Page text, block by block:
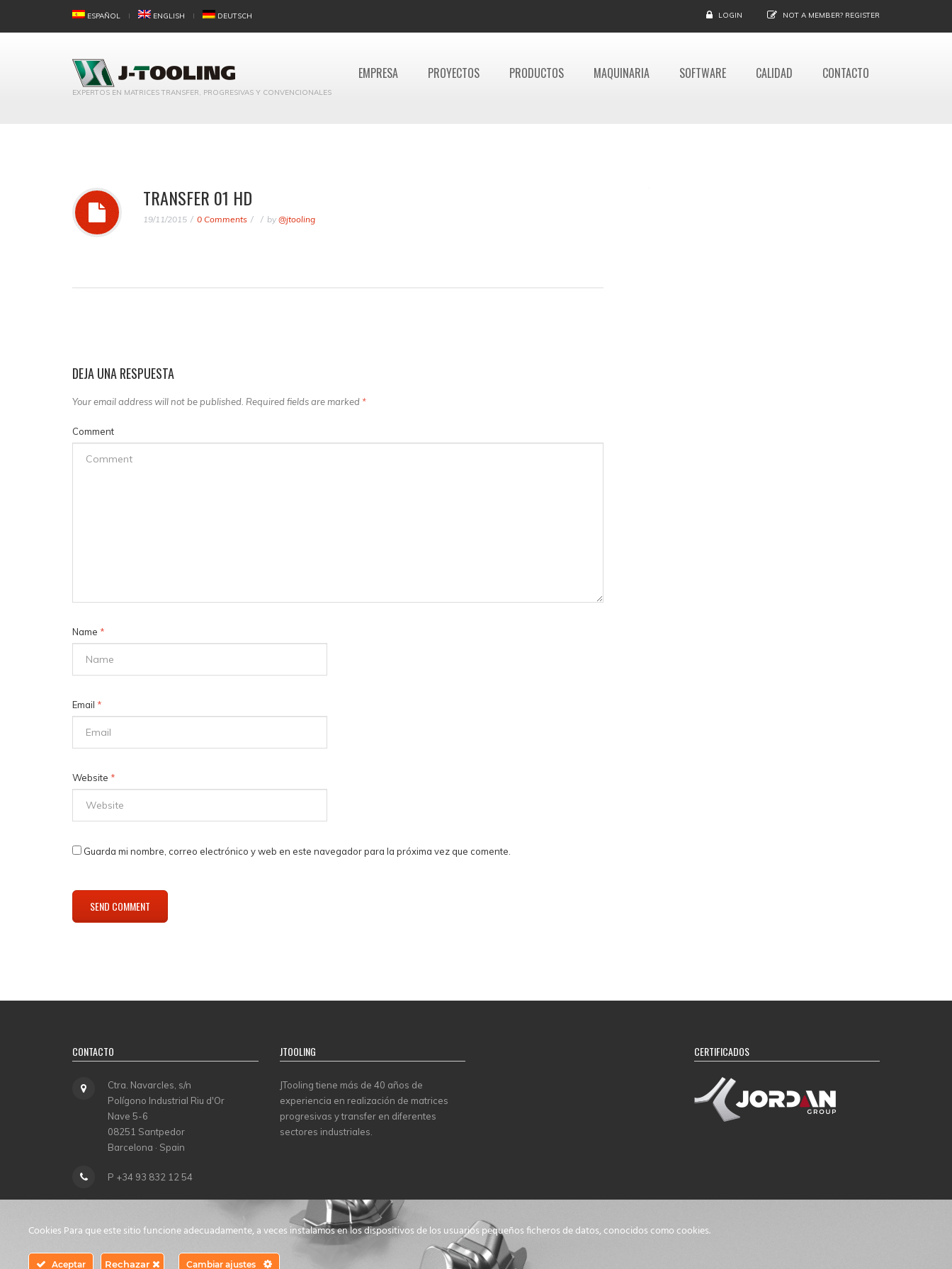
ESPAÑOL ENGLISH DEUTSCH LOGIN NOT A MEMBER? REGISTER
EXPERTOS EN MATRICES TRANSFER, PROGRESIVAS Y CONVENCIONALES
EMPRESA PROYECTOS PRODUCTOS MAQUINARIA SOFTWARE CALIDAD CONTACTO
TRANSFER 01 HD
19/11/2015 0 Comments by @jtooling
DEJA UNA RESPUESTA
Your email address will not be published. Required fields are marked *
Comment
Name *
Email *
Website *
Guarda mi nombre, correo electrónico y web en este navegador para la próxima vez que comente.
CONTACTO
Ctra. Navarcles, s/n
Polígono Industrial Riu d'Or
Nave 5-6
08251 Santpedor
Barcelona · Spain
P +34 93 832 12 54
JTOOLING
JTooling tiene más de 40 años de
experiencia en realización de matrices
progresivas y transfer en diferentes
sectores industriales.
CERTIFICADOS
Cookies Para que este sitio funcione adecuadamente, a veces instalamos en los dispositivos de los usuarios pequeños ficheros de datos, conocidos como cookies.
Aceptar Rechazar Cambiar ajustes